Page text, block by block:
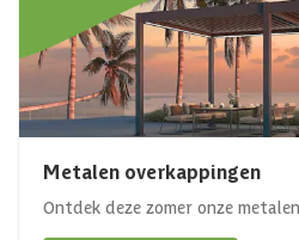
Metalen overkappingen
Ontdek deze zomer onze